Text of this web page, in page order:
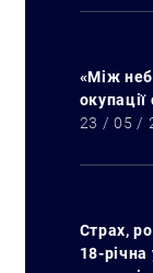
«Між
23 / 05 /
Страх,
18-річна